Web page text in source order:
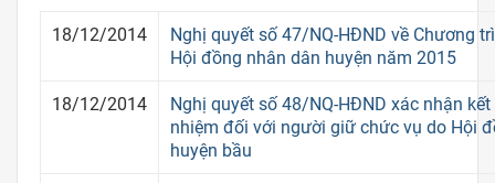
18/12/2014
Nghị quyết số 47/NQ-HĐND về Chương
Hội đồng nhân dân huyện năm 2015
18/12/2014
Nghị quyết số 48/NQ-HĐND xác nhận
nhiệm đối với người giữ chức vụ do Hội
huyện bầu